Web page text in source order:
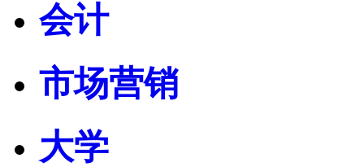
会计
市场营销
大学